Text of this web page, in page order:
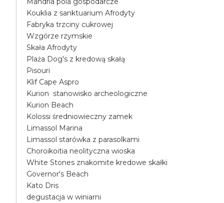
Kouklia z sanktuarium Afrodyty
Fabryka trzciny cukrowej
Wzgórze rzymskie
Skała Afrodyty
Plaża Dog's z kredową skałą
Pisouri
Klif Cape Aspro
Kurion stanowisko archeologiczne
Kurion Beach
Kolossi średniowieczny zamek
Limassol Marina
Limassol starówka z parasolkami
Choroikoitia neolityczna wioska
White Stones znakomite kredowe skałki
Governor's Beach
Kato Dris
degustacja w winiarni